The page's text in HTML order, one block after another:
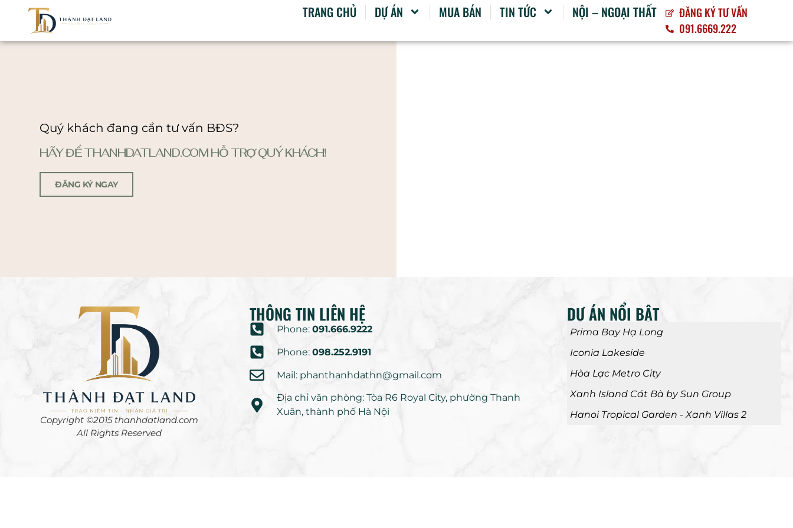
TRANG CHỦ DỰ ÁN MUA BÁN TIN TỨC NỘI – NGOẠI THẤT
ĐĂNG KÝ TƯ VẤN
091.6669.222
Quý khách đang cần tư vấn BĐS?
HÃY ĐỂ THANHDATLAND.COM HỖ TRỢ QUÝ KHÁCH!
ĐĂNG KÝ NGAY
Copyright ©2015 thanhdatland.com
All Rights Reserved
THÔNG TIN LIÊN HỆ
Phone:091.666.9222
Phone:098.252.9191
Mail: phanthanhdathn@gmail.com
Địa chỉ văn phòng: Tòa R6 Royal City, phường Thanh
Xuân, thành phố Hà Nội
DỰ ÁN NỔI BẬT
Prima Bay Hạ Long
Iconia Lakeside
Hòa Lạc Metro City
Xanh Island Cát Bà by Sun Group
Hanoi Tropical Garden - Xanh Villas 2